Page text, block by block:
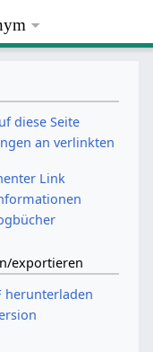
diese Seite
an verlinkten
Link
­exportieren
herunterladen